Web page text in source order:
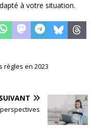
à votre situation.
règles en 2023
SUIVANT